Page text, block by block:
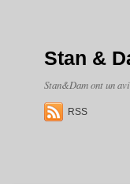
Stan &
Stan&Dam ont un
RSS